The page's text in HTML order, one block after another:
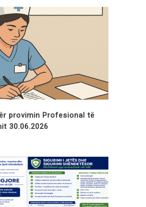
provimin Profesional të
30.06.2026